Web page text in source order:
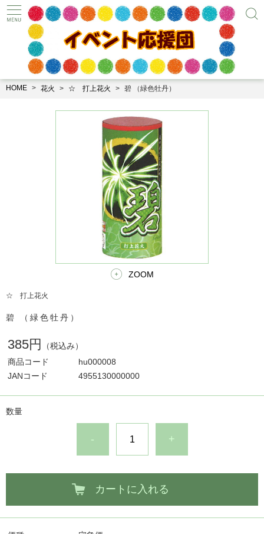
HOME 花火 ☆ 打上花火 碧 （緑色牡丹）
ZOOM
☆ 打上花火
碧 （緑色牡丹）
385円
（税込み）
商品コード
hu000008
JANコード
4955130000000
数量
- +
カートに入れる